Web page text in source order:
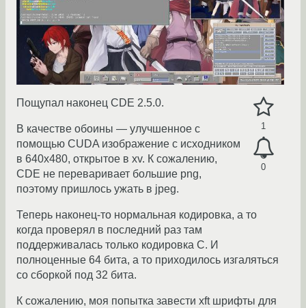
1
0
Пощупал наконец CDE 2.5.0.
В качестве обоины — улучшенное с
помощью CUDA изображение с исходником
в 640x480, открытое в xv. К сожалению,
CDE не переваривает большие png,
поэтому пришлось ужать в jpeg.
Теперь наконец-то нормальная кодировка, а то
когда проверял в последний раз там
поддерживалась только кодировка C. И
полноценные 64 бита, а то приходилось изгаляться
со сборкой под 32 бита.
К сожалению, моя попытка завести xft шрифты для